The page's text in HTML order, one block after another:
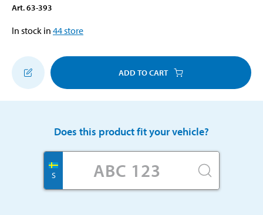
Art.63-393
In stock in 44store
ADD TO CART
Does this product fit your vehicle?
S